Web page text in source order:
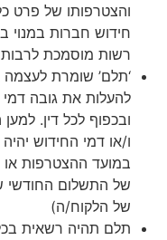
והצטרפותו של פרט
חידוש חברות במנוי
רשות מוסמכת לרבות
‘תלם’ שומרת לעצמה
להעלות את גובה
ובכפוף לכל דין.
ו/או דמי החידוש
במועד ההצטרפות
של התשלום החודשי
של הלקוח/ה)
תלם תהיה רשאית